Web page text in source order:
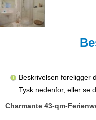
Beskrivelsen foreligger
Tysk nedenfor, eller se
Charmante 43-qm-